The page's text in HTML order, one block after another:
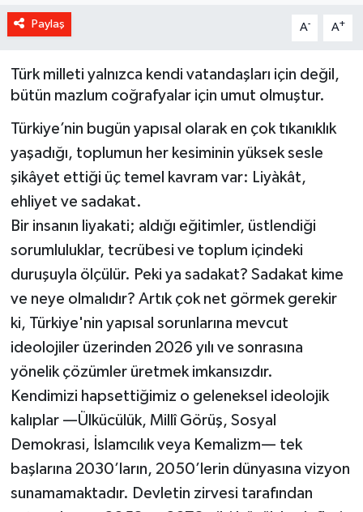
Paylaş A- A+
Türk milleti yalnızca kendi vatandaşları için değil,
bütün mazlum coğrafyalar için umut olmuştur.
Türkiye’nin bugün yapısal olarak en çok tıkanıklık
yaşadığı, toplumun her kesiminin yüksek sesle
şikâyet ettiği üç temel kavram var: Liyàkât,
ehliyet ve sadakat.
Bir insanın liyakati; aldığı eğitimler, üstlendiği
sorumluluklar, tecrübesi ve toplum içindeki
duruşuyla ölçülür. Peki ya sadakat? Sadakat kime
ve neye olmalıdır? Artık çok net görmek gerekir
ki, Türkiye'nin yapısal sorunlarına mevcut
ideolojiler üzerinden 2026 yılı ve sonrasına
yönelik çözümler üretmek imkansızdır.
Kendimizi hapsettiğimiz o geleneksel ideolojik
kalıplar —Ülkücülük, Millî Görüş, Sosyal
Demokrasi, İslamcılık veya Kemalizm— tek
başlarına 2030’ların, 2050’lerin dünyasına vizyon
sunamamaktadır. Devletin zirvesi tarafından